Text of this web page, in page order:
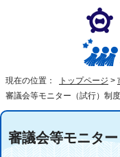
現在の位置： トップページ >
審議会等モニター（試行）制度
審議会等モニタ